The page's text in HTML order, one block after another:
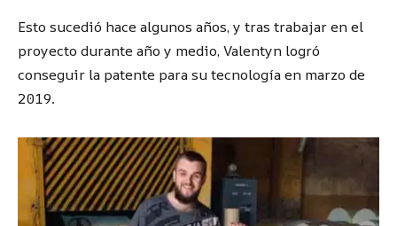
Esto sucedió hace algunos años, y tras trabajar en el
proyecto durante año y medio, Valentyn logró
conseguir la patente para su tecnología en marzo de
2019.